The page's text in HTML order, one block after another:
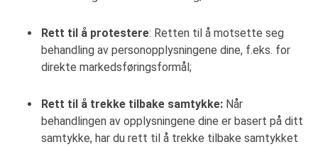
Rett til å protestere: Retten til å motsette seg
behandling av personopplysningene dine, f.eks. for
direkte markedsføringsformål;
Rett til å trekke tilbake samtykke: Når
behandlingen av opplysningene dine er basert på ditt
samtykke, har du rett til å trekke tilbake samtykket